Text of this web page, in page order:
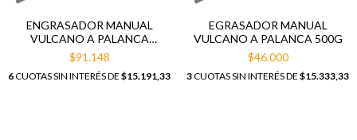
ENGRASADOR MANUAL
VULCANO A PALANCA
1000G.
$91.148
6CUOTAS SIN INTERÉS DE $15.191,33
EGRASADOR MANUAL
VULCANO A PALANCA 500G
$46.000
3CUOTAS SIN INTERÉS DE $15.333,33